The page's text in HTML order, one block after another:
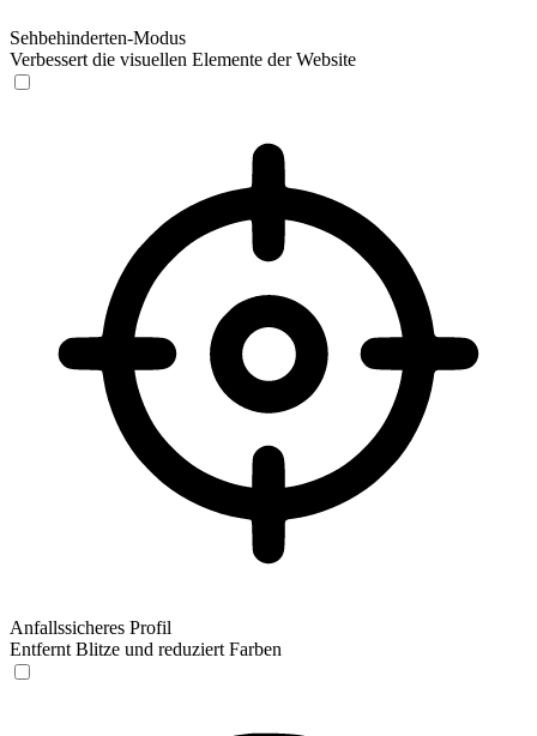
Sehbehinderten-Modus
Verbessert die visuellen Elemente der Website
Anfallssicheres Profil
Entfernt Blitze und reduziert Farben